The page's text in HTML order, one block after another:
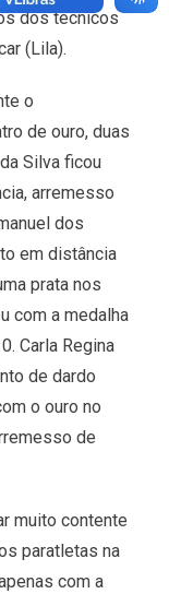
dos técnicos
(Lila).
o
de ouro, duas
Silva ficou
arremesso
dos
em distância
prata nos
com a medalha
Carla Regina
de dardo
o ouro no
de
muito contente
paratletas na
com a